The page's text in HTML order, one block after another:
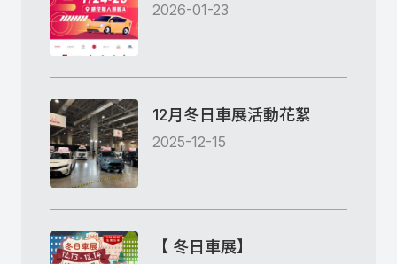
2026-01-23
12月冬日車展活動花絮
2025-12-15
【 冬日車展】